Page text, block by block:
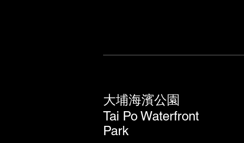
大埔海濱公園
Tai Po Waterfront
Park